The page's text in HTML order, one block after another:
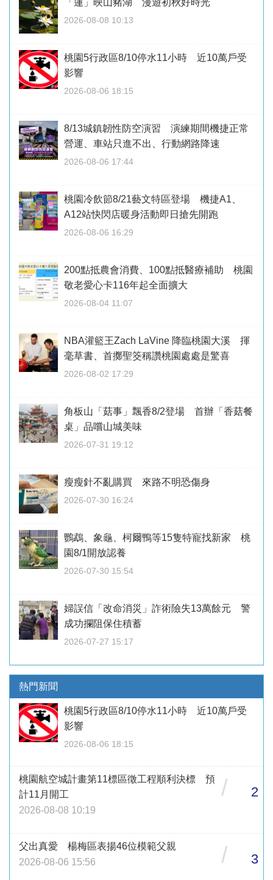
「蓮」映山豬湖 漫遊初秋好時光
2026-08-08 10:13
桃園5行政區8/10停水11小時 近10萬戶受
影響
2026-08-06 18:15
8/13城鎮韌性防空演習 演練期間機捷正常
營運、車站只進不出、行動網路降速
2026-08-06 17:44
桃園冷飲節8/21藝文特區登場 機捷A1、
A12站快閃店暖身活動即日搶先開跑
2026-08-06 16:29
200點抵農會消費、100點抵醫療補助 桃園
敬老愛心卡116年起全面擴大
2026-08-04 11:07
NBA灌籃王Zach LaVine 降臨桃園大溪 揮
毫草書、首擲聖筊稱讚桃園處處是驚喜
2026-08-02 17:29
角板山「菇事」飄香8/2登場 首辦「香菇餐
桌」品嚐山城美味
2026-07-31 19:12
瘦瘦針不亂購買 來路不明恐傷身
2026-07-30 16:24
鸚鵡、象龜、柯爾鴨等15隻特寵找新家 桃
園8/1開放認養
2026-07-30 15:54
婦誤信「改命消災」詐術險失13萬餘元 警
成功攔阻保住積蓄
2026-07-27 15:17
熱門新聞
桃園5行政區8/10停水11小時 近10萬戶受
影響
2026-08-06 18:15
桃園航空城計畫第11標區徵工程順利決標 預
計11月開工
2026-08-08 10:19
/ 2
父出真愛 楊梅區表揚46位模範父親
2026-08-06 15:56
/ 3